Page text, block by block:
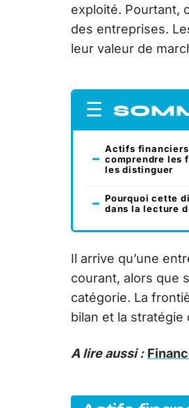
exploité. Pourtant,
des entreprises.
leur valeur de
Actifs
comprendre les
les distinguer
Pourquoi cette
dans la lecture
Il arrive qu’une
courant, alors que
catégorie. La
bilan et la stratégie
A lire aussi :